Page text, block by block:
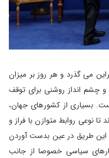
می گذرد و هر روز بر میزان
چشم انداز روشنی برای توقف
بسیاری از کشورهای جهان،
نوعی روابط متوازن با فراز و
این طریق در عین بدست آوردن
سیاسی خصوصا از جانب